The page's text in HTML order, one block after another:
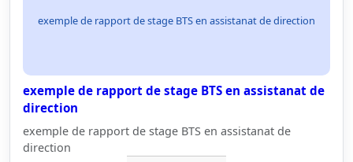
exemple de rapport de stage BTS en assistanat de direction
exemple de rapport de stage BTS en assistanat de
direction
exemple de rapport de stage BTS en assistanat de
direction